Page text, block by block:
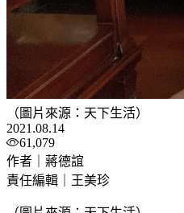
（圖片來源：天下生活）
2021.08.14
61,079
作者｜蔣德誼
責任編輯｜王美珍